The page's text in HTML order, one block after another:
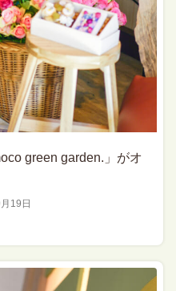
19日
green garden.」がオ